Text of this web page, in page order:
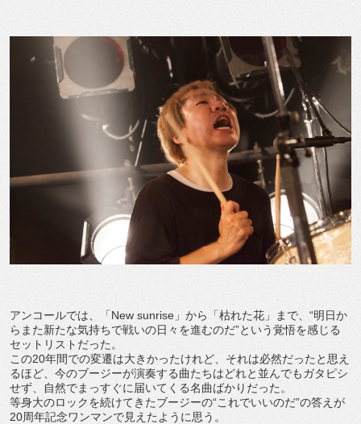
アンコールでは、「New sunrise」から「枯れた花」まで、“明日か
らまた新たな気持ちで戦いの日々を進むのだ”という覚悟を感じる
セットリストだった。
この20年間での変遷は大きかったけれど、それは必然だったと思え
るほど、今のブージーが演奏する曲たちはどれと並んでもガタピシ
せず、自然でまっすぐに届いてくる名曲ばかりだった。
等身大のロックを続けてきたブージーの“これでいいのだ”の答えが
20周年記念ワンマンで見えたように思う。